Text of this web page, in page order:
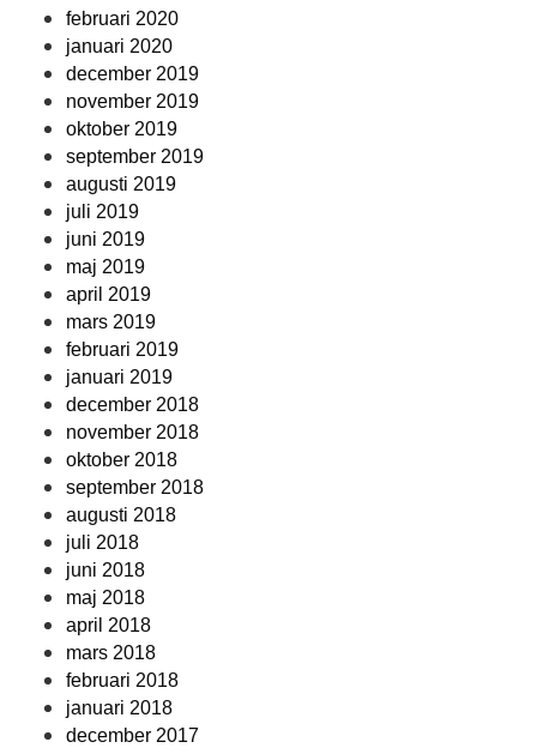
februari 2020
januari 2020
december 2019
november 2019
oktober 2019
september 2019
augusti 2019
juli 2019
juni 2019
maj 2019
april 2019
mars 2019
februari 2019
januari 2019
december 2018
november 2018
oktober 2018
september 2018
augusti 2018
juli 2018
juni 2018
maj 2018
april 2018
mars 2018
februari 2018
januari 2018
december 2017